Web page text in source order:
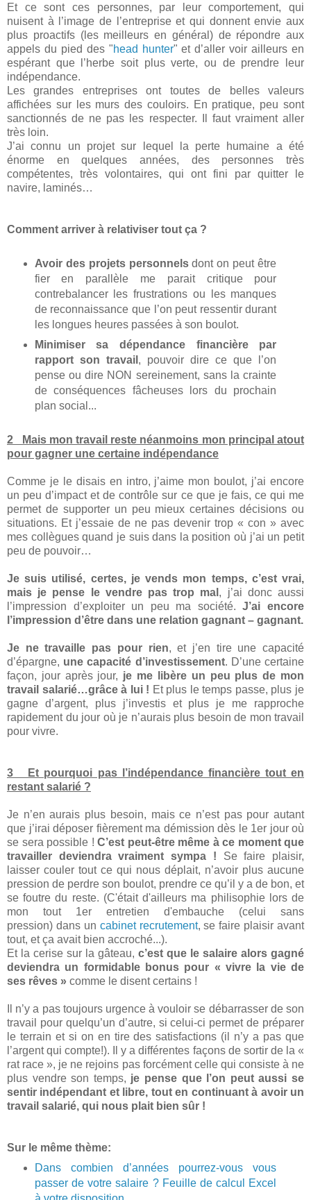
Et ce sont ces personnes, par leur comportement, qui
nuisent à l’image de l’entreprise et qui donnent envie aux
plus proactifs (les meilleurs en général) de répondre aux
appels du pied des "head hunter" et d’aller voir ailleurs en
espérant que l’herbe soit plus verte, ou de prendre leur
indépendance.
Les grandes entreprises ont toutes de belles valeurs
affichées sur les murs des couloirs. En pratique, peu sont
sanctionnés de ne pas les respecter. Il faut vraiment aller
très loin.
J’ai connu un projet sur lequel la perte humaine a été
énorme en quelques années, des personnes très
compétentes, très volontaires, qui ont fini par quitter le
navire, laminés…
Comment arriver à relativiser tout ça ?
Avoir des projets personnelsdont on peut être
fier en parallèle me parait critique pour
contrebalancer les frustrations ou les manques
de reconnaissance que l’on peut ressentir durant
les longues heures passées à son boulot.
Minimiser sa dépendance financière par
rapport son travail , pouvoir dire ce que l’on
pense ou dire NON sereinement, sans la crainte
de conséquences fâcheuses lors du prochain
plan social...
2 Mais mon travail reste néanmoins mon principal atout
pour gagner une certaine indépendance
Comme je le disais en intro, j’aime mon boulot, j’ai encore
un peu d’impact et de contrôle sur ce que je fais, ce qui me
permet de supporter un peu mieux certaines décisions ou
situations. Et j’essaie de ne pas devenir trop « con » avec
mes collègues quand je suis dans la position où j’ai un petit
peu de pouvoir…
Je suis utilisé, certes, je vends mon temps, c’est vrai,
mais je pense le vendre pas trop mal , j’ai donc aussi
l’impression d’exploiter un peu ma société.J’ai encore
l’impression d’être dans une relation gagnant – gagnant.
Je ne travaille pas pour rien, et j’en tire une capacité
d’épargne, une capacité d’investissement. D’une certaine
façon, jour après jour, je me libère un peu plus de mon
travail salarié…grâce à lui ! Et plus le temps passe, plus je
gagne d’argent, plus j’investis et plus je me rapproche
rapidement du jour où je n’aurais plus besoin de mon travail
pour vivre.
3 Et pourquoi pas l’indépendance financière tout en
restant salarié ?
Je n’en aurais plus besoin, mais ce n’est pas pour autant
que j’irai déposer fièrement ma démission dès le 1er jour où
se sera possible ! C’est peut-être même à ce moment que
travailler deviendra vraiment sympa
! Se faire plaisir,
laisser couler tout ce qui nous déplait, n’avoir plus aucune
pression de perdre son boulot, prendre ce qu’il y a de bon, et
se foutre du reste. (C'était d'ailleurs ma philisophie lors de
mon tout 1er entretien d'embauche (celui sans
pression) dans un cabinet recrutement, se faire plaisir avant
tout, et ça avait bien accroché...).
Et la cerise sur la gâteau, c’est que le salaire alors gagné
deviendra un formidable bonus pour « vivre la vie de
ses rêves » comme le disent certains !
Il n’y a pas toujours urgence à vouloir se débarrasser de son
travail pour quelqu’un d’autre, si celui-ci permet de préparer
le terrain et si on en tire des satisfactions (il n’y a pas que
l’argent qui compte!). Il y a différentes façons de sortir de la «
rat race », je ne rejoins pas forcément celle qui consiste à ne
plus vendre son temps, je pense que l’on peut aussi se
sentir indépendant et libre, tout en continuant à avoir un
travail salarié, qui nous plait bien sûr !
Sur le même thème:
Dans combien d’années pourrez-vous vous
passer de votre salaire ? Feuille de calcul Excel